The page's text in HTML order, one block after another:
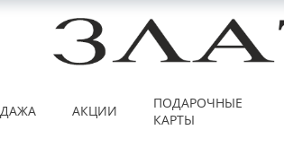
АКЦИИ
ПОДАРОЧНЫЕ
КАРТЫ